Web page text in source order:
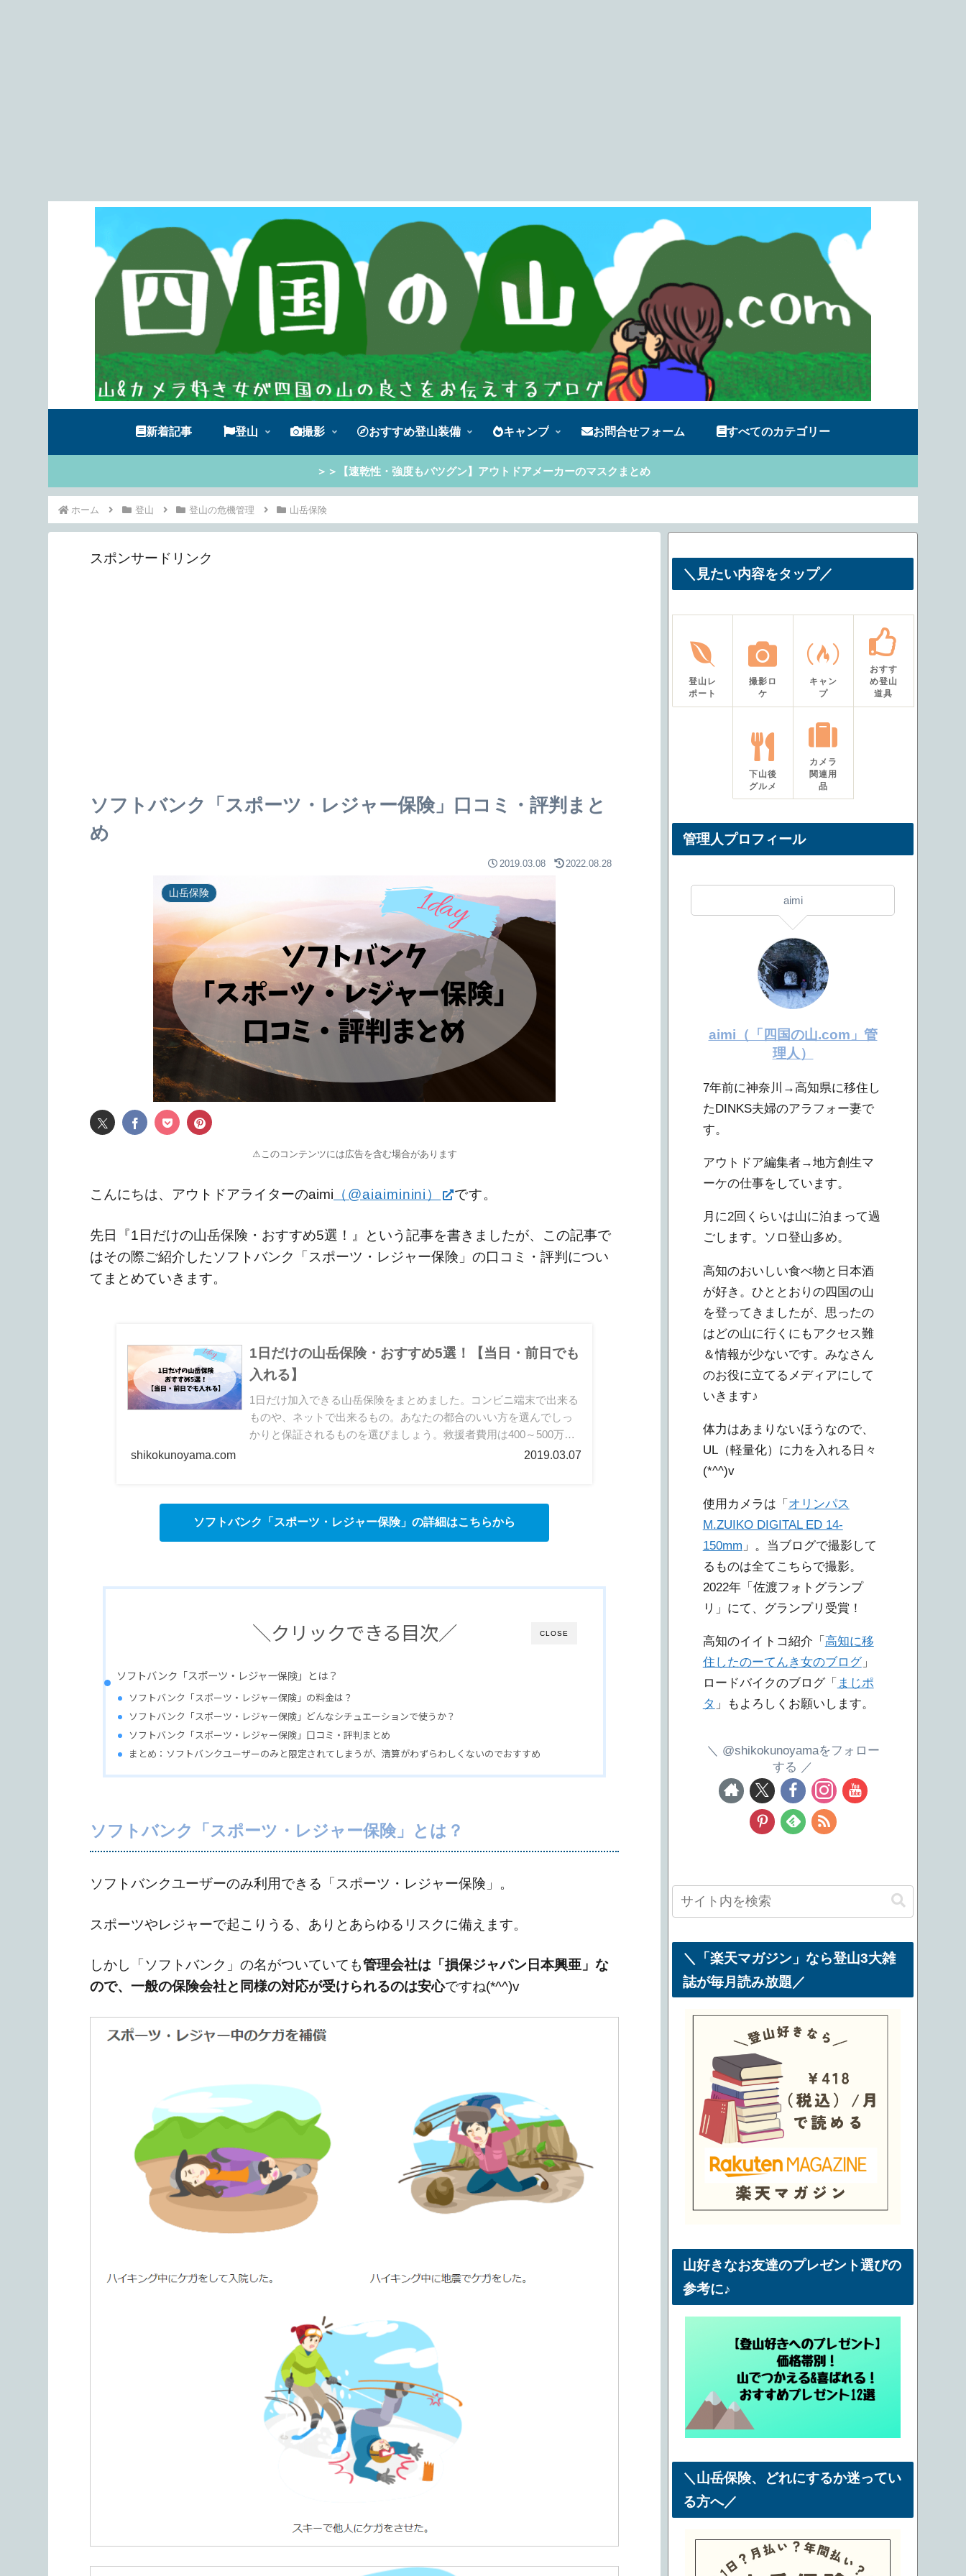
新着記事 登山 撮影 おすすめ登山装備 キャンプ お問合せフォーム すべてのカテゴリー
＞＞【速乾性・強度もバツグン】アウトドアメーカーのマスクまとめ
ホーム 登山 登山の危機管理 山岳保険
スポンサードリンク
ソフトバンク「スポーツ・レジャー保険」口コミ・評判まと
め
2019.03.08 2022.08.28
山岳保険
⚠このコンテンツには広告を含む場合があります
こんにちは、アウトドアライターのaimi （@aiaiminini） です。
先日『1日だけの山岳保険・おすすめ5選！』という記事を書きましたが、この記事で
はその際ご紹介したソフトバンク「スポーツ・レジャー保険」の口コミ・評判につい
てまとめていきます。
1日だけの山岳保険・おすすめ5選！【当日・前日でも
入れる】
1日だけ加入できる山岳保険をまとめました。コンビニ端末で出来る
ものや、ネットで出来るもの。あなたの都合のいい方を選んでしっ
かりと保証されるものを選びましょう。救援者費用は400～500万円
shikokunoyama.com 2019.03.07
ソフトバンク「スポーツ・レジャー保険」の詳細はこちらから
CLOSE
＼クリックできる目次／
ソフトバンク「スポーツ・レジャー保険」とは？
ソフトバンク「スポーツ・レジャー保険」の料金は？
ソフトバンク「スポーツ・レジャー保険」どんなシチュエーションで使うか？
ソフトバンク「スポーツ・レジャー保険」口コミ・評判まとめ
まとめ：ソフトバンクユーザーのみと限定されてしまうが、清算がわずらわしくないのでおすすめ
ソフトバンク「スポーツ・レジャー保険」とは？
ソフトバンクユーザーのみ利用できる「スポーツ・レジャー保険」。
スポーツやレジャーで起こりうる、ありとあらゆるリスクに備えます。
しかし「ソフトバンク」の名がついていても管理会社は「損保ジャパン日本興亜」な
ので、一般の保険会社と同様の対応が受けられるのは安心ですね(*^^)v
＼見たい内容をタップ／
登山レ
ポート
撮影ロ
ケ
キャン
プ
おすす
め登山
道具
下山後
グルメ
カメラ
関連用
品
管理人プロフィール
aimi
aimi（「四国の山.com」管
理人）
7年前に神奈川→高知県に移住し
たDINKS夫婦のアラフォー妻で
す。
アウトドア編集者→地方創生マ
ーケの仕事をしています。
月に2回くらいは山に泊まって過
ごします。ソロ登山多め。
高知のおいしい食べ物と日本酒
が好き。ひととおりの四国の山
を登ってきましたが、思ったの
はどの山に行くにもアクセス難
＆情報が少ないです。みなさん
のお役に立てるメディアにして
いきます♪
体力はあまりないほうなので、
UL（軽量化）に力を入れる日々
(*^^)v
使用カメラは「 オリンパス
M.ZUIKO DIGITAL ED 14-
150mm 」。当ブログで撮影して
るものは全てこちらで撮影。
2022年「佐渡フォトグランプ
リ」にて、グランプリ受賞！
高知のイイトコ紹介「 高知に移
住したのーてんき女のブログ」
ロードバイクのブログ「 まじポ
タ 」もよろしくお願いします。
@shikokunoyamaをフォロー
する
＼「楽天マガジン」なら登山3大雑
誌が毎月読み放題／
山好きなお友達のプレゼント選びの
参考に♪
＼山岳保険、どれにするか迷ってい
る方へ／